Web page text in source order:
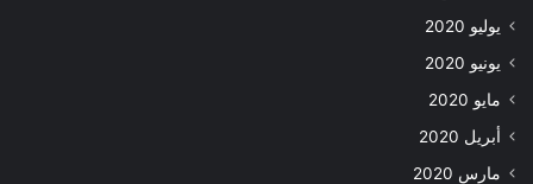
يوليو 2020
يونيو 2020
مايو 2020
أبريل 2020
مارس 2020